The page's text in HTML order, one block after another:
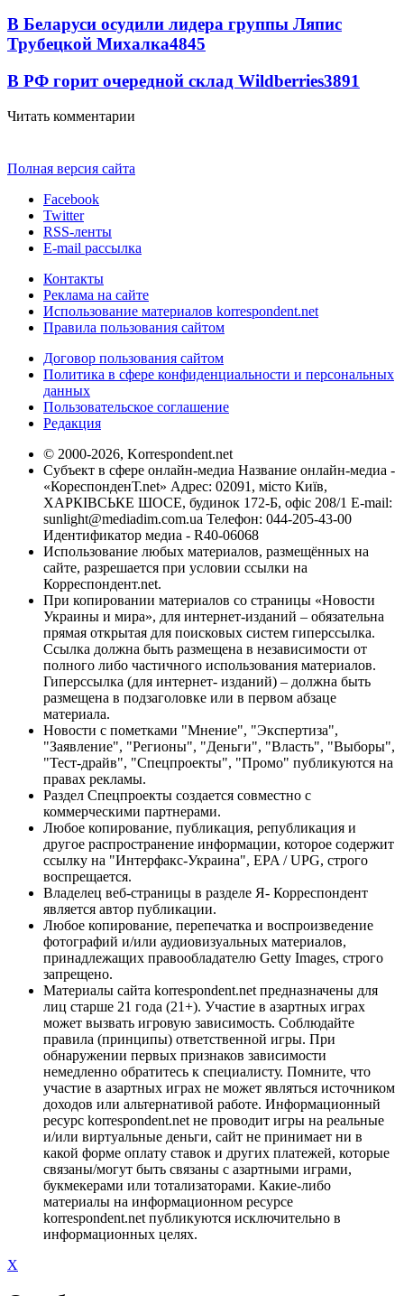
В Беларуси осудили лидера группы Ляпис
Трубецкой Михалка4845
В РФ горит очередной склад Wildberries3891
Читать комментарии
Полная версия сайта
Facebook
Twitter
RSS-ленты
E-mail рассылка
Контакты
Реклама на сайте
Использование материалов korrespondent.net
Правила пользования сайтом
Договор пользования сайтом
Политика в сфере конфиденциальности и персональных
данных
Пользовательское соглашение
Редакция
© 2000-2026, Korrespondent.net
Субъект в сфере онлайн-медиа Название онлайн-медиа -
«КореспонденТ.net» Адрес: 02091, місто Київ,
ХАРКІВСЬКЕ ШОСЕ, будинок 172-Б, офіс 208/1 E-mail:
sunlight@mediadim.com.ua Телефон: 044-205-43-00
Идентификатор медиа - R40-06068
Использование любых материалов, размещённых на
сайте, разрешается при условии ссылки на
Корреспондент.net.
При копировании материалов со страницы «Новости
Украины и мира», для интернет-изданий – обязательна
прямая открытая для поисковых систем гиперссылка.
Ссылка должна быть размещена в независимости от
полного либо частичного использования материалов.
Гиперссылка (для интернет- изданий) – должна быть
размещена в подзаголовке или в первом абзаце
материала.
Новости с пометками "Мнение", "Экспертиза",
"Заявление", "Регионы", "Деньги", "Власть", "Выборы",
"Тест-драйв", "Спецпроекты", "Промо" публикуются на
правах рекламы.
Раздел Спецпроекты создается совместно с
коммерческими партнерами.
Любое копирование, публикация, републикация и
другое распространение информации, которое содержит
ссылку на "Интерфакс-Украина", EPA / UPG, строго
воспрещается.
Владелец веб-страницы в разделе Я- Корреспондент
является автор публикации.
Любое копирование, перепечатка и воспроизведение
фотографий и/или аудиовизуальных материалов,
принадлежащих правообладателю Getty Images, строго
запрещено.
Материалы сайта korrespondent.net предназначены для
лиц старше 21 года (21+). Участие в азартных играх
может вызвать игровую зависимость. Соблюдайте
правила (принципы) ответственной игры. При
обнаружении первых признаков зависимости
немедленно обратитесь к специалисту. Помните, что
участие в азартных играх не может являться источником
доходов или альтернативой работе. Информационный
ресурс korrespondent.net не проводит игры на реальные
и/или виртуальные деньги, сайт не принимает ни в
какой форме оплату ставок и других платежей, которые
связаны/могут быть связаны с азартными играми,
букмекерами или тотализаторами. Какие-либо
материалы на информационном ресурсе
korrespondent.net публикуются исключительно в
информационных целях.
X